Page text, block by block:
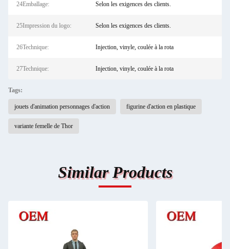
24Emballage: Selon les exigences des clients.
25Impression du logo: Selon les exigences des clients.
26Technique: Injection, vinyle, coulée à la rota
27Technique: Injection, vinyle, coulée à la rota
Tags:
jouets d'animation personnages d'action figurine d'action en plastique
variante femelle de Thor
Similar Products